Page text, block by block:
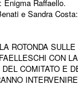
Enigma Raffaello.
e Sandra
ROTONDA
CON
COMITATO E